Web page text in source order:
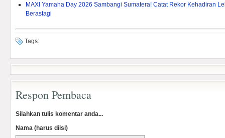
MAXI Yamaha Day 2026 Sambangi Sumatera! Catat Rekor Kehadiran
Berastagi
Tags:
Respon Pembaca
Silahkan tulis komentar anda...
Nama (harus diisi)